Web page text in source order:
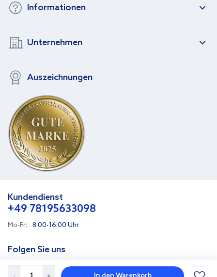
Informationen
Unternehmen
Auszeichnungen
Kundendienst
+49 78195633098
Mo-Fr: 8:00-16:00 Uhr
Folgen Sie uns